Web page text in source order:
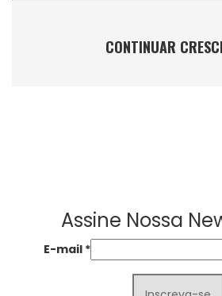
CONTINUAR
Assine Nossa
E-mail *